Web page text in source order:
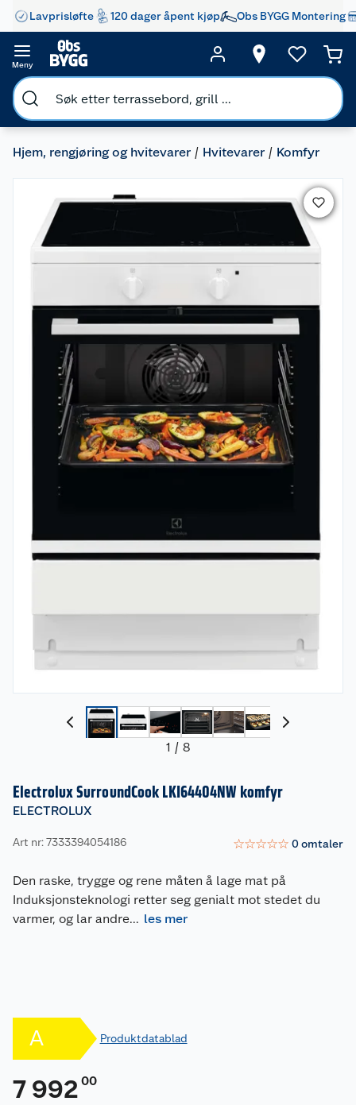
Lavprisløfte 120 dager åpent kjøp Obs BYGG Montering
Meny
Hjem, rengjøring og hvitevarer Hvitevarer Komfyr
1 / 8
Electrolux SurroundCook LKI64404NW komfyr
ELECTROLUX
Art nr: 7333394054186 ☆☆☆☆☆ 0omtaler
Den raske, trygge og rene måten å lage mat på
Induksjonsteknologi retter seg genialt mot stedet du
varmer, og lar andre... les mer
A Produktdatablad
7 992 00